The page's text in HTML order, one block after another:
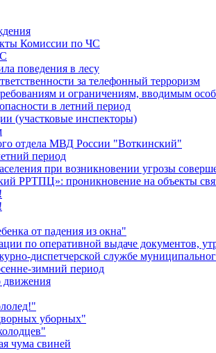
Комиссии по ЧС
поведения в лесу
за телефонный терроризм
и ограничениям, вводимым
в летний период
(участковые инспекторы)
отдела МВД России "Воткинский"
период
при возникновении угрозы
РРТПЦ»: проникновение на объекты
от падения из окна"
по оперативной выдаче документов,
диспетчерской службе
зимний период
движения
уборных"
чума свиней